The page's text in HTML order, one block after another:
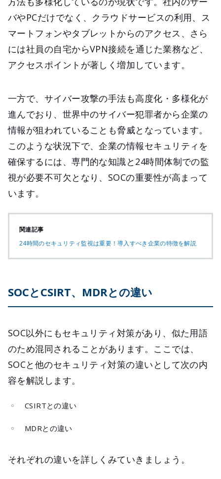
バやPCだけでなく、クラウドサービスの利用、ス
マートフォンやタブレットからのアクセス、さら
には社員の自宅からVPN接続を通じた業務など、
アクセスポイントが著しく増加しています。
一方で、サイバー攻撃の手法も高度化・多様化が
進んでおり、世界中のサイバー犯罪者から企業の
情報が狙われていることも脅威となっています。
このような状況下で、企業の情報セキュリティを
確保するには、専門的な知識と24時間体制での監
視が必要不可欠となり、SOCの重要性が高まって
います。
関連記事
24時間のセキュリティ監視は重要！導入すべき企業の特徴を解説
SOCとCSIRT、MDRとの違い
SOC以外にもセキュリティ対策があり、似た用語
のため混同されることがあります。ここでは、
SOCと他のセキュリティ対策の違いとして次の内
容を解説します。
CSIRTとの違い
MDRとの違い
それぞれの違いを詳しくみていきましょう。